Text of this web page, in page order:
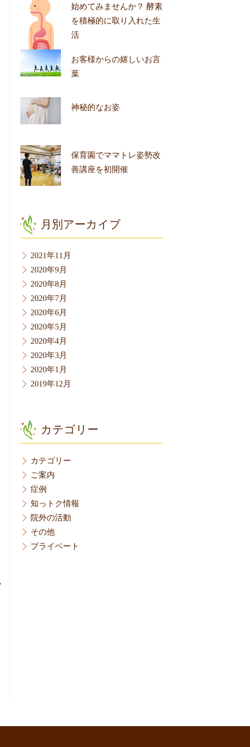
始めてみませんか？ 酵素
を積極的に取り入れた生
活
お客様からの嬉しいお言
葉
神秘的なお姿
保育園でママトレ姿勢改
善講座を初開催
月別アーカイブ
2021年11月
2020年9月
2020年8月
2020年7月
2020年6月
2020年5月
2020年4月
2020年3月
2020年1月
2019年12月
カテゴリー
カテゴリー
ご案内
症例
知っトク情報
院外の活動
その他
プライベート